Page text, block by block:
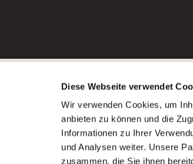
Diese Webseite verwendet
Wir verwenden Cookies, um
anbieten zu können und die
Informationen zu Ihrer
und Analysen weiter. Unsere
zusammen, die Sie ihnen
GmbH
des AWO
Unterfranken e.V.)
Bewerbung als
Bewerbung als
Bewerbung als
Bewerbung als